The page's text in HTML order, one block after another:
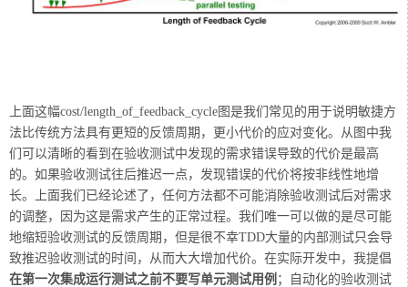
上面这幅cost/length_of_feedback_cycle图是我们常见的用于说明敏捷方
法比传统方法具有更短的反馈周期，更小代价的应对变化。从图中我
们可以清晰的看到在验收测试中发现的需求错误导致的代价是最高
的。如果验收测试往后推迟一点，发现错误的代价将按非线性地增
长。上面我们已经论述了，任何方法都不可能消除验收测试后对需求
的调整，因为这是需求产生的正常过程。我们唯一可以做的是尽可能
地缩短验收测试的反馈周期，但是很不幸TDD大量的内部测试只会导
致推迟验收测试的时间，从而大大增加代价。 在实际开发中，我提倡
在第一次集成运行测试之前不要写单元测试用例 ；自动化的验收测试